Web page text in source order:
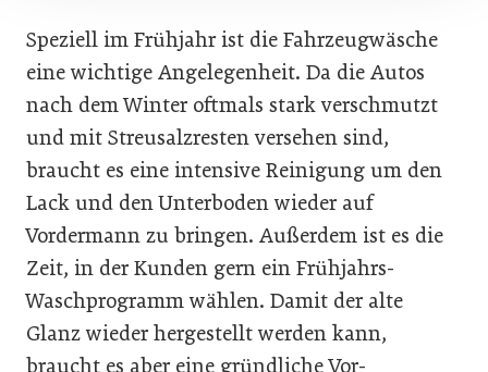
Speziell im Frühjahr ist die Fahrzeugwäsche
eine wichtige Angelegenheit. Da die Autos
nach dem Winter oftmals stark verschmutzt
und mit Streusalzresten versehen sind,
braucht es eine intensive Reinigung um den
Lack und den Unterboden wieder auf
Vordermann zu bringen. Außerdem ist es die
Zeit, in der Kunden gern ein Frühjahrs-
Waschprogramm wählen. Damit der alte
Glanz wieder hergestellt werden kann,
braucht es aber eine gründliche Vor-